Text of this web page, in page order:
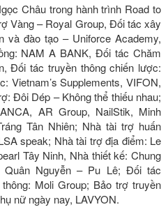
Châu trong hành trình Road to
Vàng – Royal Group, Đối tác xây
và đào tạo – Uniforce Academy,
NAM A BANK, Đối tác Chăm
Đối tác truyền thông chiến lược:
Vietnam’s Supplements, VIFON,
Đôi Dép – Không thể thiếu nhau;
AR Group, NailStik, Minh
Tân Nhiên; Nhà tài trợ huấn
speak; Nhà tài trợ địa điểm: Le
Tây Ninh, Nhà thiết kế: Chung
Quân Nguyễn – Pu Lê; Đối tác
Moli Group; Bảo trợ truyền
nữ ngày nay, LAVYON.